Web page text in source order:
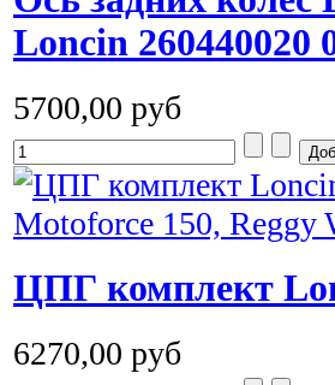
Loncin 260440020
5700,00 руб
ЦПГ комплект
6270,00 руб